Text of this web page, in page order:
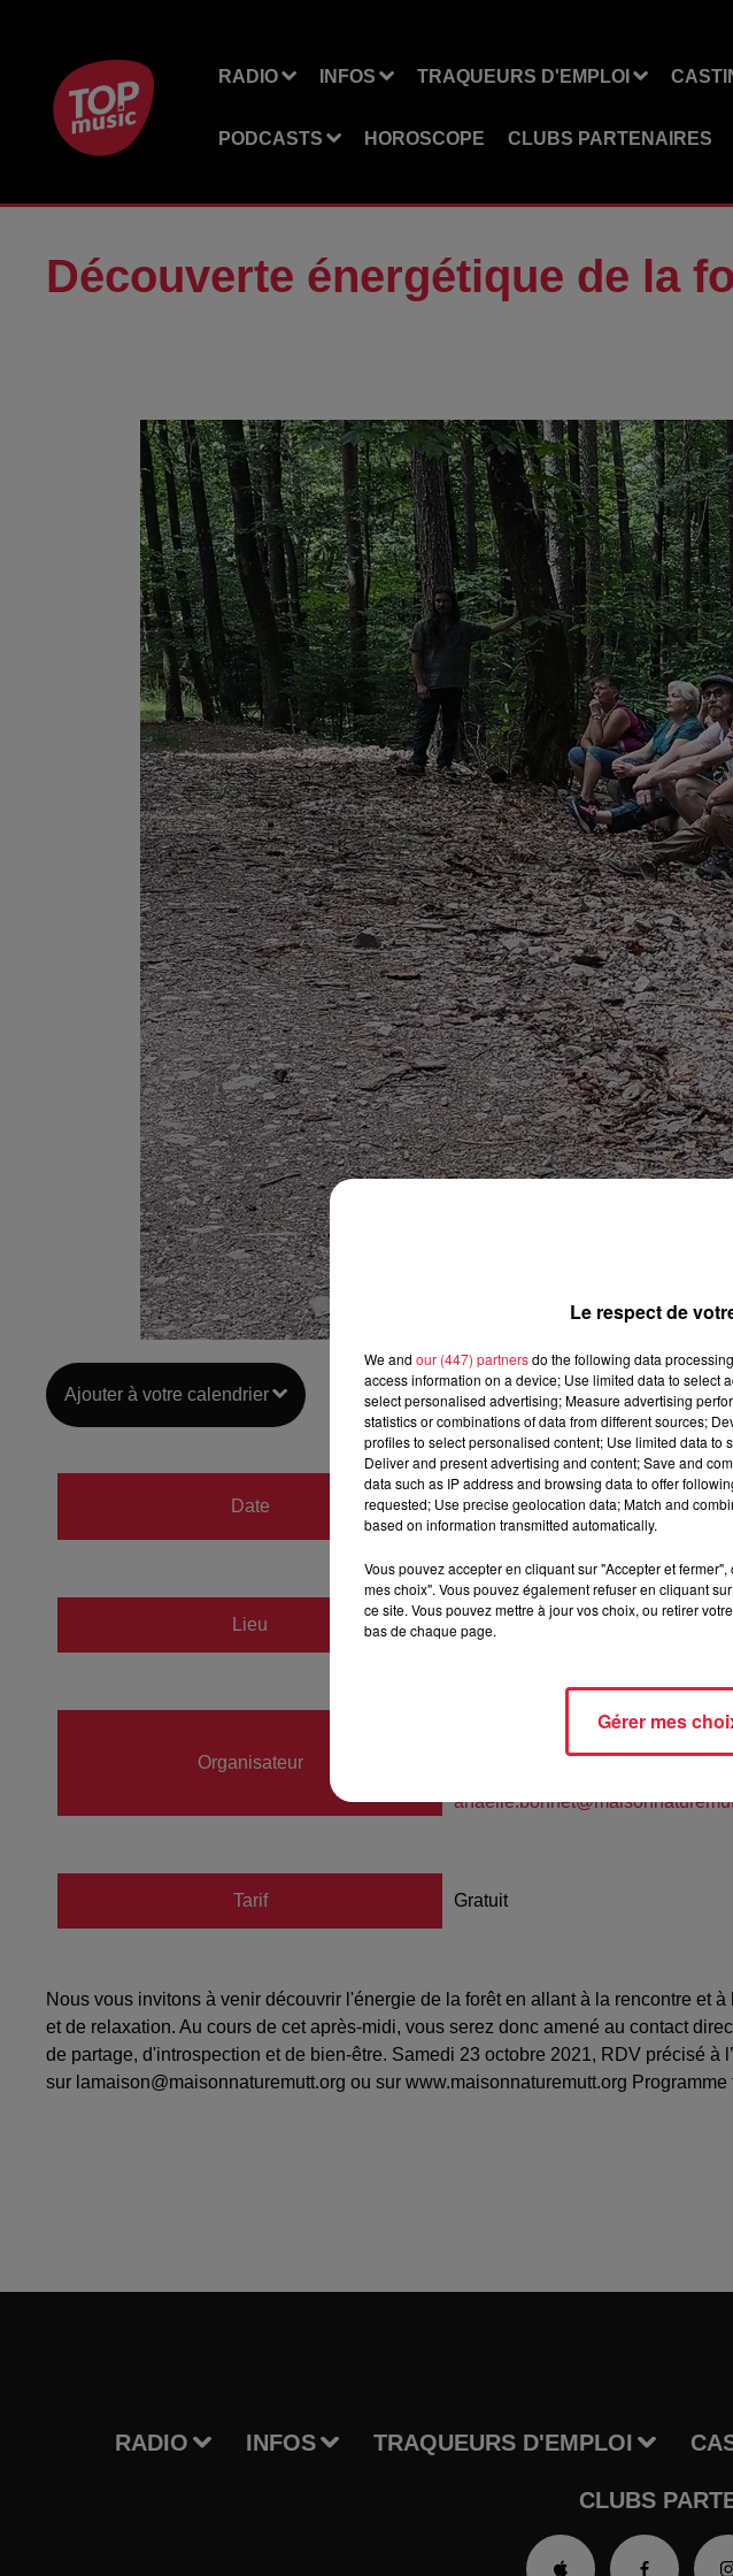
RADIO INFOS TRAQUEURS D'EMPLOI
PODCASTS HOROSCOPE CLUBS PARTENAIRES
Découverte énergétique de la
Ajouter à votre calendrier
Date
du23 octobre 2021 à 0h00
au23 octobre 2021 à 0h00
Lieu DIEFFENBACH-AU-VAL (67)
Organisateur
Anaëlle BONNET
Tarif Gratuit
Nous vous invitons à venir découvrir l'énergie de la forêt en allant à la rencontre et
et de relaxation. Au cours de cet après-midi, vous serez donc amené au contact
de partage, d'introspection et de bien-être. Samedi 23 octobre 2021, RDV précisé
sur lamaison@maisonnaturemutt.org ou sur www.maisonnaturemutt.org
RADIO INFOS TRAQUEURS D'EMPLOI
CLUBS
Le respect de
We and our (447) partnersdo the following data
access information on a device; Use limited data to select
select personalised advertising; Measure advertising
statistics or combinations of data from different sources;
profiles to select personalised content; Use limited data to
Deliver and present advertising and content; Save and
data such as IP address and browsing data to offer
requested; Use precise geolocation data; Match and
based on information transmitted automatically.
Vous pouvez accepter en cliquant sur "Accepter et
mes choix". Vous pouvez également refuser en cliquant
ce site. Vous pouvez mettre à jour vos choix, ou retirer
bas de chaque page.
Gérer mes